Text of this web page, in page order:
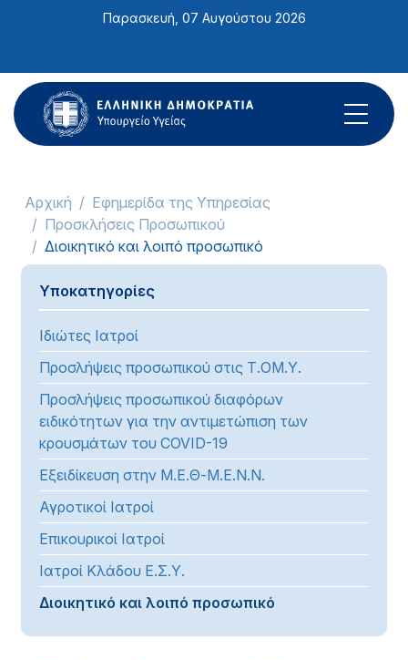
ιστότοπος
περιλαμβάνει
ένα
σύστημα
Παρασκευή, 07 Αυγούστου 2026
Αρχική
Εφημερίδα της Υπηρεσίας
Προσκλήσεις Προσωπικού
Διοικητικό και λοιπό προσωπικό
Υποκατηγορίες
Ιδιώτες Ιατροί
Προσλήψεις προσωπικού στις Τ.ΟΜ.Υ.
Προσλήψεις προσωπικού διαφόρων
ειδικότητων για την αντιμετώπιση των
κρουσμάτων του COVID-19
Εξειδίκευση στην Μ.Ε.Θ-Μ.Ε.Ν.Ν.
Αγροτικοί Ιατροί
Επικουρικοί Ιατροί
Ιατροί Κλάδου Ε.Σ.Υ.
Διοικητικό και λοιπό προσωπικό